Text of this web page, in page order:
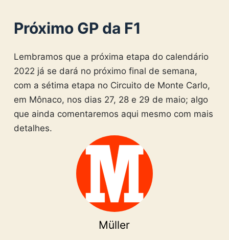
Próximo GP da F1
Lembramos que a próxima etapa do calendário
2022 já se dará no próximo final de semana,
com a sétima etapa no Circuito de Monte Carlo,
em Mônaco, nos dias 27, 28 e 29 de maio; algo
que ainda comentaremos aqui mesmo com mais
detalhes.
Müller